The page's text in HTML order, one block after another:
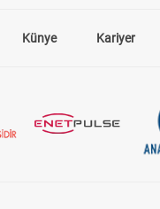
Künye Kariyer